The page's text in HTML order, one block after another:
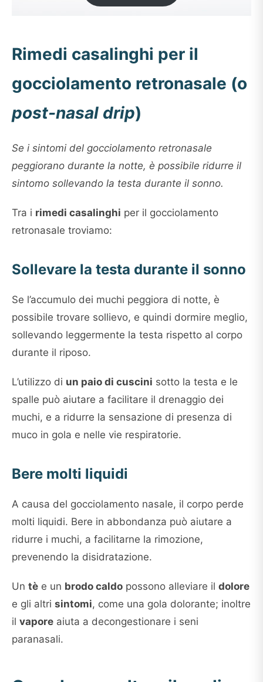
Rimedi casalinghi per il
gocciolamento retronasale (o
post-nasal drip)
Se i sintomi del gocciolamento retronasale
peggiorano durante la notte, è possibile ridurre il
sintomo sollevando la testa durante il sonno.
Tra i rimedi casalinghi per il gocciolamento
retronasale troviamo:
Sollevare la testa durante il sonno
Se l’accumulo dei muchi peggiora di notte, è
possibile trovare sollievo, e quindi dormire meglio,
sollevando leggermente la testa rispetto al corpo
durante il riposo.
L’utilizzo di un paio di cuscini sotto la testa e le
spalle può aiutare a facilitare il drenaggio dei
muchi, e a ridurre la sensazione di presenza di
muco in gola e nelle vie respiratorie.
Bere molti liquidi
A causa del gocciolamento nasale, il corpo perde
molti liquidi. Bere in abbondanza può aiutare a
ridurre i muchi, a facilitarne la rimozione,
prevenendo la disidratazione.
Un tè e un brodo caldo possono alleviare il dolore
e gli altri sintomi, come una gola dolorante; inoltre
il vapore aiuta a decongestionare i seni
paranasali.